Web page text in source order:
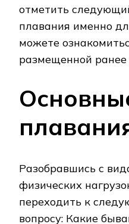
отметить
плавания именно
можете
размещенной
Разобравшись с
физических
переходить к
вопросу: Какие